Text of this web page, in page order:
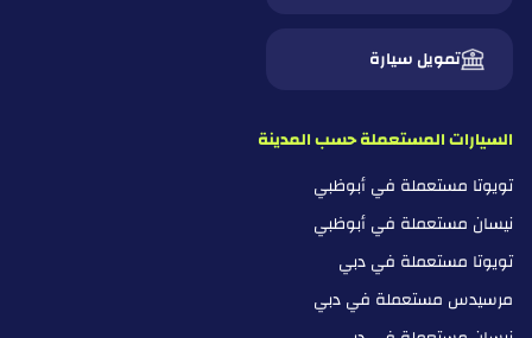
تمويل سيارة
السيارات المستعملة حسب المدينة
تويوتا مستعملة في أبوظبي
نيسان مستعملة في أبوظبي
تويوتا مستعملة في دبي
مرسيدس مستعملة في دبي